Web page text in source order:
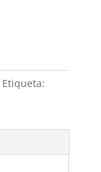
Etiqueta: